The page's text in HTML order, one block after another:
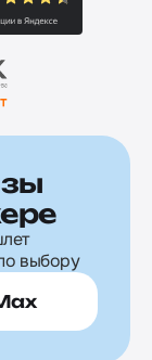
выбору